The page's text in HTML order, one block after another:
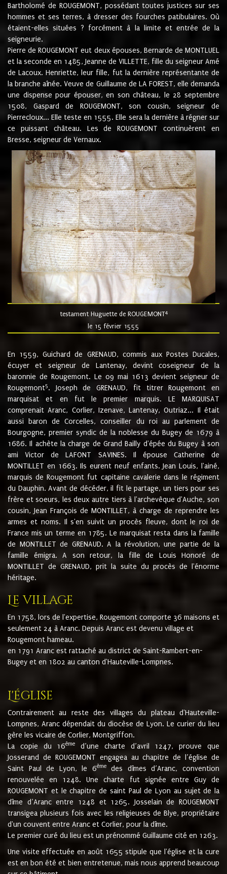
Bartholomé de ROUGEMONT, possédant toutes justices sur ses
hommes et ses terres, à dresser des fourches patibulaires. Où
étaient-elles situées ? forcément à la limite et entrée de la
seigneurie.
Pierre de ROUGEMONT eut deux épouses, Bernarde de MONTLUEL
et la seconde en 1485, Jeanne de VILLETTE, fille du seigneur Amé
de Lacoux. Henriette, leur fille, fut la dernière représentante de
la branche aînée. Veuve de Guillaume de LA FOREST, elle demanda
une dispense pour épouser, en son château, le 28 septembre
1508, Gaspard de ROUGEMONT, son cousin, seigneur de
Pierrecloux... Elle teste en 1555. Elle sera la dernière à régner sur
ce puissant château. Les de ROUGEMONT continuèrent en
Bresse, seigneur de Vernaux.
testament Huguette de ROUGEMONT4
le 15 février 1555
En 1559, Guichard de GRENAUD, commis aux Postes Ducales,
écuyer et seigneur de Lantenay, devint coseigneur de la
baronnie de Rougemont. Le 09 mai 1613 devient seigneur de
Rougemont5. Joseph de GRENAUD, fit titrer Rougemont en
marquisat et en fut le premier marquis. LE MARQUISAT
comprenait Aranc, Corlier, Izenave, Lantenay, Outriaz... Il était
aussi baron de Corcelles, conseiller du roi au parlement de
Bourgogne, premier syndic de la noblesse du Bugey de 1679 à
1686. Il achète la charge de Grand Bailly d'épée du Bugey à son
ami Victor de LAFONT SAVINES. Il épouse Catherine de
MONTILLET en 1663. Ils eurent neuf enfants. Jean Louis, l'ainé,
marquis de Rougemont fut capitaine cavalerie dans le régiment
du Dauphin. Avant de décéder, il fit le partage, un tiers pour ses
frère et soeurs, les deux autre tiers à l'archevêque d'Auche, son
cousin, Jean François de MONTILLET, à charge de reprendre les
armes et noms. Il s'en suivit un procès fleuve, dont le roi de
France mis un terme en 1785. Le marquisat resta dans la famille
de MONTILLET de GRENAUD. A la révolution, une partie de la
famille émigra. A son retour, la fille de Louis Honoré de
MONTILLET de GRENAUD, prit la suite du procès de l'énorme
héritage.
Le village
En 1758, lors de l'expertise, Rougemont comporte 36 maisons et
seulement 24 à Aranc. Depuis Aranc est devenu village et
Rougemont hameau.
en 1791 Aranc est rattaché au district de Saint-Rambert-en-
Bugey et en 1802 au canton d'Hauteville-Lompnes.
L'église
Contrairement au reste des villages du plateau d'Hauteville-
Lompnes, Aranc dépendait du diocèse de Lyon. Le curier du lieu
gère les vicaire de Corlier, Montgriffon.
La copie du 16ème
d’une charte d’avril 1247, prouve que
Josserand de ROUGEMONT engagea au chapitre de l’église de
Saint Paul de Lyon, le 6èmedes dîmes d’Aranc, convention
renouvelée en 1248. Une charte fut signée entre Guy de
ROUGEMONT et le chapitre de saint Paul de Lyon au sujet de la
dîme d’Aranc entre 1248 et 1265. Josselain de ROUGEMONT
transigea plusieurs fois avec les religieuses de Blye, propriétaire
d'un couvent entre Aranc et Corlier, pour la dîme.
Le premier curé du lieu est un prénommé Guillaume cité en 1263.
Une visite effectuée en août 1655 stipule que l'église et la cure
est en bon été et bien entretenue, mais nous apprend beaucoup